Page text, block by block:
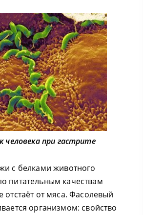
человека при гастрите
с белками животного
питательным качествам
отстаёт от мяса. Фасолевый
организмом: свойство